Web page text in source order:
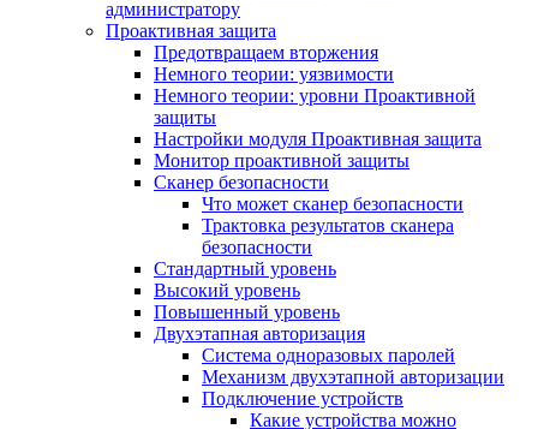
администратору
Проактивная защита
Предотвращаем вторжения
Немного теории: уязвимости
Немного теории: уровни Проактивной
защиты
Настройки модуля Проактивная защита
Монитор проактивной защиты
Сканер безопасности
Что может сканер безопасности
Трактовка результатов сканера
безопасности
Стандартный уровень
Высокий уровень
Повышенный уровень
Двухэтапная авторизация
Система одноразовых паролей
Механизм двухэтапной авторизации
Подключение устройств
Какие устройства можно